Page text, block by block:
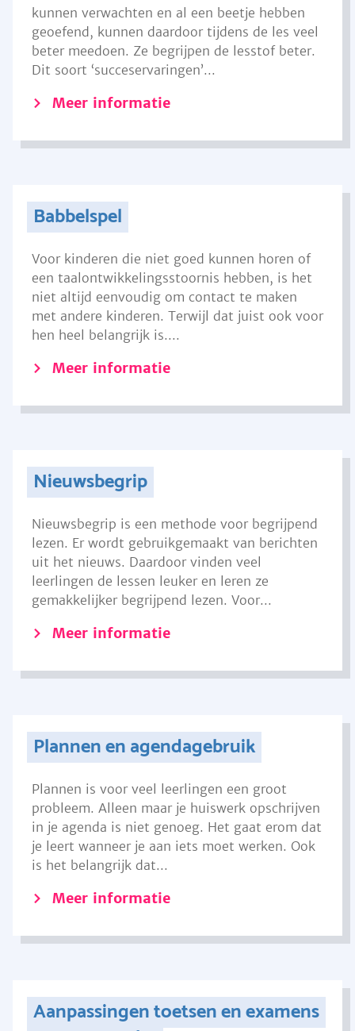
kunnen verwachten en al een beetje hebben
geoefend, kunnen daardoor tijdens de les veel
beter meedoen. Ze begrijpen de lesstof beter.
Dit soort ‘succeservaringen’...
Meer informatie
Babbelspel
Voor kinderen die niet goed kunnen horen of
een taalontwikkelingsstoornis hebben, is het
niet altijd eenvoudig om contact te maken
met andere kinderen. Terwijl dat juist ook voor
hen heel belangrijk is....
Meer informatie
Nieuwsbegrip
Nieuwsbegrip is een methode voor begrijpend
lezen. Er wordt gebruikgemaakt van berichten
uit het nieuws. Daardoor vinden veel
leerlingen de lessen leuker en leren ze
gemakkelijker begrijpend lezen. Voor...
Meer informatie
Plannen en agendagebruik
Plannen is voor veel leerlingen een groot
probleem. Alleen maar je huiswerk opschrijven
in je agenda is niet genoeg. Het gaat erom dat
je leert wanneer je aan iets moet werken. Ook
is het belangrijk dat...
Meer informatie
Aanpassingen toetsen en examens